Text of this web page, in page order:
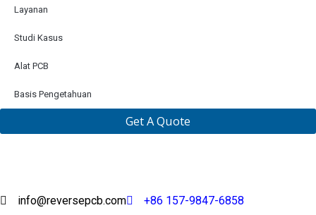
Layanan
Studi Kasus
Alat PCB
Basis Pengetahuan
Get A Quote
info@reversepcb.com +86 157-9847-6858